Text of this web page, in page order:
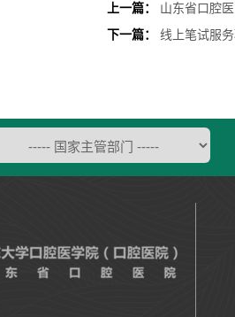
上一篇：
山东省口腔
下一篇：
线上笔试服